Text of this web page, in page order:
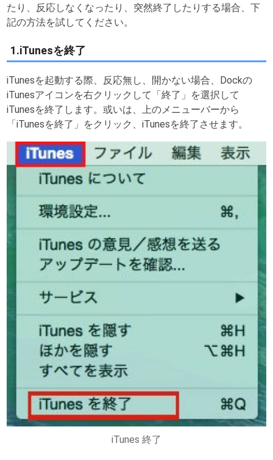
たり、反応しなくなったり、突然終了したりする場合、下
記の方法を試してください。
1.iTunesを終了
iTunesを起動する際、反応無し、開かない場合、Dockの
iTunesアイコンを右クリックして「終了」を選択して
iTunesを終了します。或いは、上のメニューバーから
「iTunesを終了」をクリック、iTunesを終了させます。
iTunes 終了